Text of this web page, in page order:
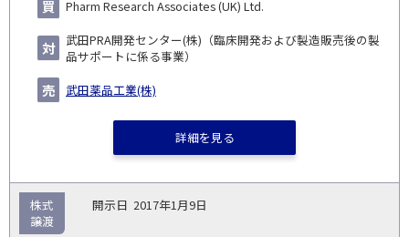
Pharm Research Associates (UK) Ltd.
武田PRA開発センター(株)（臨床開発および製造販売後の製
品サポートに係る事業）
武田薬品工業(株)
詳細を見る
2017年1月9日
株式
譲渡